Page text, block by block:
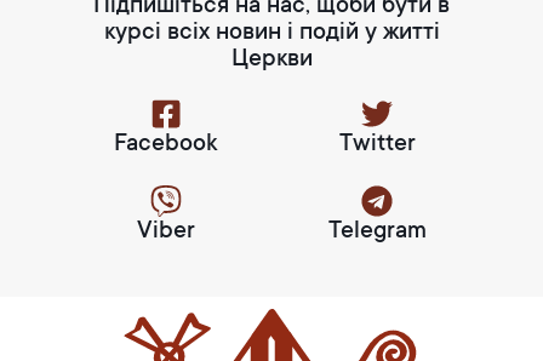
Підпишіться на нас, щоби бути в
курсі всіх новин і подій у житті
Церкви
Facebook Twitter
Viber Telegram